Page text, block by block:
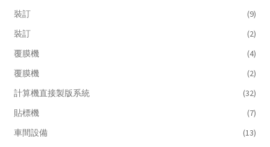
裝訂
(9)
裝訂
(2)
覆膜機
(4)
覆膜機
(2)
計算機直接製版系統
(32)
貼標機
(7)
車間設備
(13)